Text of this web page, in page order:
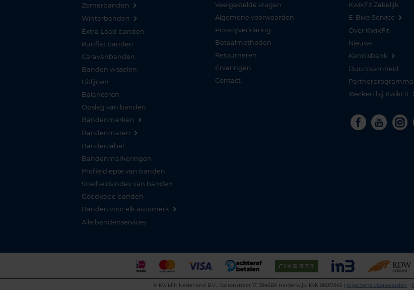
Zomerbanden
Winterbanden
Extra Load banden
Runflat banden
Caravanbanden
Banden wisselen
Uitlijnen
Balanceren
Opslag van banden
Bandenmerken
Bandenmaten
Bandenlabel
Bandenmarkeringen
Profieldiepte van banden
Snelheidsindex van banden
Goedkope banden
Banden voor elk automerk
Alle bandenservices
Veelgestelde vragen
Algemene voorwaarden
Privacyverklaring
Betaalmethoden
Retourneren
Ervaringen
Contact
KwikFit Zakelijk
E-Bike Service
Over KwikFit
Nieuws
Kennisbank
Duurzaamheid
Partnerprogramma
Werken bij KwikFit
Facebook
© KwikFit Nederland B.V., Daltonstraat 17, 3846BX Harderwijk, KvK 08017845 | Algemene voorwaarden •